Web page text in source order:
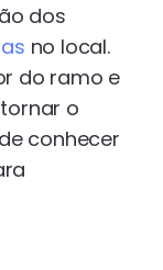
dos
no local.
do ramo e
o
conhecer